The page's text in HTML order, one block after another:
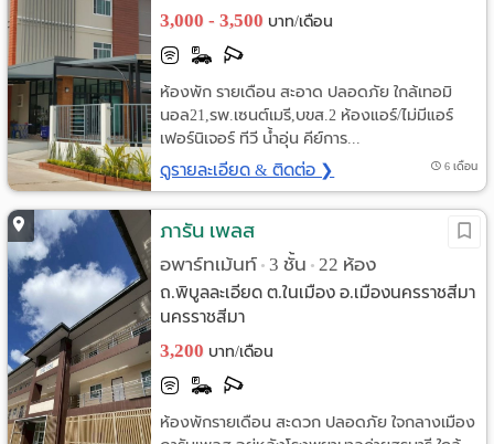
3,000 - 3,500 บาท/เดือน
ห้องพัก รายเดือน สะอาด ปลอดภัย ใกล้เทอมิ
นอล21,รพ.เซนต์เมรี,บขส.2 ห้องแอร์/ไม่มีแอร์
เฟอร์นิเจอร์ ทีวี น้ำอุ่น คีย์การ...
ดูรายละเอียด & ติดต่อ ❯ 6 เดือน
ภารัน เพลส
อพาร์ทเม้นท์ • 3 ชั้น • 22 ห้อง
ถ.พิบูลละเอียด ต.ในเมือง อ.เมืองนครราชสีมา
นครราชสีมา
3,200 บาท/เดือน
ห้องพักรายเดือน สะดวก ปลอดภัย ใจกลางเมือง